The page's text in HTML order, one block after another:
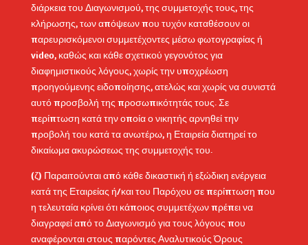
διάρκεια του Διαγωνισμού, της συμμετοχής τους, της
κλήρωσης, των απόψεων που τυχόν καταθέσουν οι
παρευρισκόμενοι συμμετέχοντες μέσω φωτογραφίας ή
video, καθώς και κάθε σχετικού γεγονότος για
διαφημιστικούς λόγους, χωρίς την υποχρέωση
προηγούμενης ειδοποίησης, ατελώς και χωρίς να συνιστά
αυτό προσβολή της προσωπικότητάς τους. Σε
περίπτωση κατά την οποία ο νικητής αρνηθεί την
προβολή του κατά τα ανωτέρω, η Εταιρεία διατηρεί το
δικαίωμα ακυρώσεως της συμμετοχής του.
(ζ) Παραιτούνται από κάθε δικαστική ή εξώδικη ενέργεια
κατά της Εταιρείας ή/και του Παρόχου σε περίπτωση που
η τελευταία κρίνει ότι κάποιος συμμετέχων πρέπει να
διαγραφεί από το Διαγωνισμό για τους λόγους που
αναφέρονται στους παρόντες Αναλυτικούς Όρους